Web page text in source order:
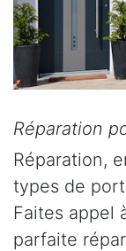
Réparation
Réparation,
types de
Faites appel
parfaite